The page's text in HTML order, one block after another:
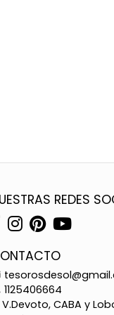
REDES
1125406664
V.Devoto, CABA y